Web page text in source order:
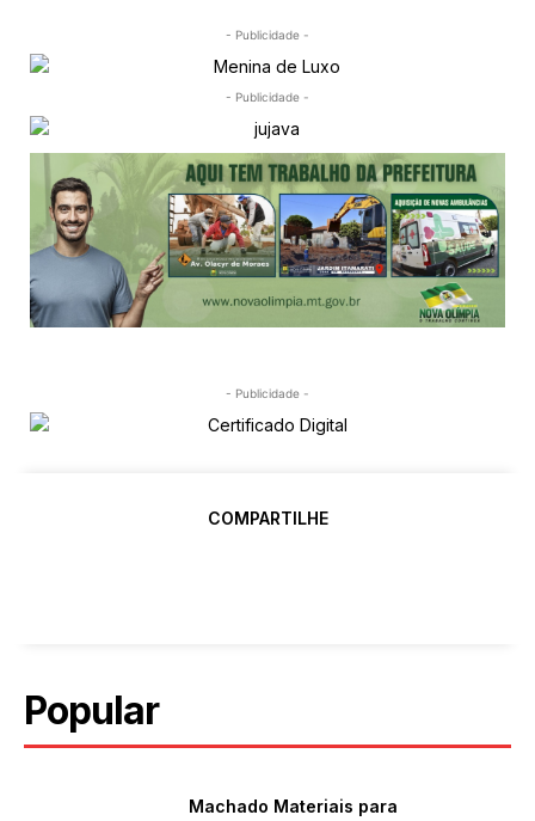
- Publicidade -
- Publicidade -
- Publicidade -
COMPARTILHE
Popular
Machado Materiais para